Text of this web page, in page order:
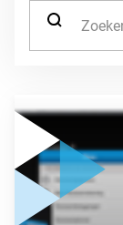
ZOEK NAAR:
GA NAAR